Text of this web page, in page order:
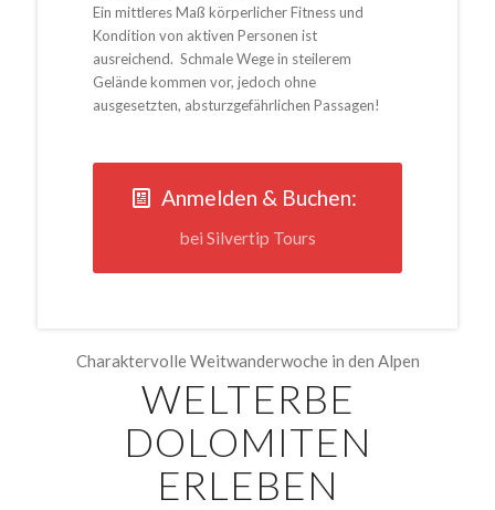
Ein mittleres Maß körperlicher Fitness und
Kondition von aktiven Personen ist
ausreichend. Schmale Wege in steilerem
Gelände kommen vor, jedoch ohne
ausgesetzten, absturzgefährlichen Passagen!
Anmelden & Buchen:
bei Silvertip Tours
Charaktervolle Weitwanderwoche in den Alpen
WELTERBE
DOLOMITEN
ERLEBEN